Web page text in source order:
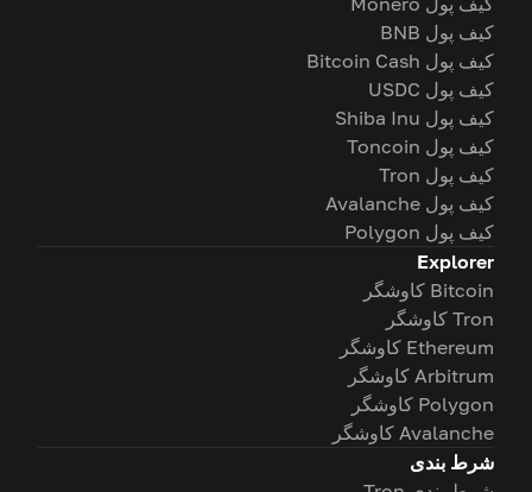
کیف پول BNB
کیف پول Bitcoin Cash
کیف پول USDC
کیف پول Shiba Inu
کیف پول Toncoin
کیف پول Tron
کیف پول Avalanche
کیف پول Polygon
Explorer
Bitcoin کاوشگر
Tron کاوشگر
Ethereum کاوشگر
Arbitrum کاوشگر
Polygon کاوشگر
Avalanche کاوشگر
شرط بندی